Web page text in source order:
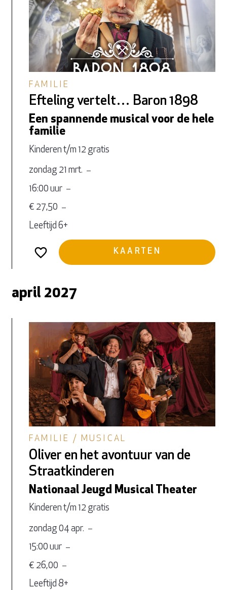
FAMILIE
Efteling vertelt… Baron 1898
Een spannende musical voor de hele
familie
Kinderen t/m 12 gratis
zondag 21 mrt.
16:00 uur
€ 27,50
Leeftijd 6+
KAARTEN
april 2027
FAMILIE / MUSICAL
Oliver en het avontuur van de
Straatkinderen
Nationaal Jeugd Musical Theater
Kinderen t/m 12 gratis
zondag 04 apr.
15:00 uur
€ 26,00
Leeftijd 8+